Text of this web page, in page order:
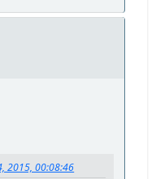
2015, 00:08:46